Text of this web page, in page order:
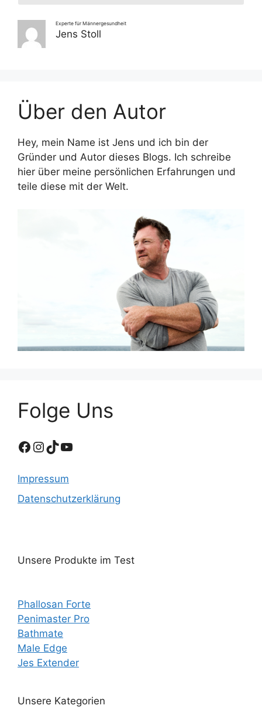
Experte für Männergesundheit
Jens Stoll
Über den Autor
Hey, mein Name ist Jens und ich bin der
Gründer und Autor dieses Blogs. Ich schreibe
hier über meine persönlichen Erfahrungen und
teile diese mit der Welt.
Folge Uns
Facebook
Instagram
TikTok
YouTube
Impressum
Datenschutzerklärung
Unsere Produkte im Test
Phallosan Forte
Penimaster Pro
Bathmate
Male Edge
Jes Extender
Unsere Kategorien